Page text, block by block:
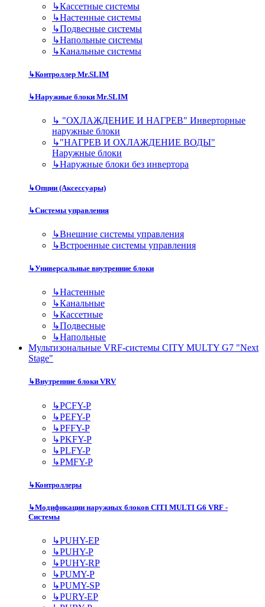
↳Кассетные системы
↳Настенные системы
↳Подвесные системы
↳Напольные системы
↳Канальные системы
↳Контроллер Mr.SLIM
↳Наружные блоки Mr.SLIM
↳ "ОХЛАЖДЕНИЕ И НАГРЕВ" Инверторные
наружные блоки
↳"НАГРЕВ И ОХЛАЖДЕНИЕ ВОДЫ"
Наружные блоки
↳Наружные блоки без инвертора
↳Опции (Аксессуары)
↳Системы управления
↳Внешние системы управления
↳Встроенные системы управления
↳Универсальные внутренние блоки
↳Настенные
↳Канальные
↳Кассетные
↳Подвесные
↳Напольные
Мультизональные VRF-системы CITY MULTY G7 "Next
Stage"
↳Внутренние блоки VRV
↳PCFY-P
↳PEFY-P
↳PFFY-P
↳PKFY-P
↳PLFY-P
↳PMFY-P
↳Контроллеры
↳Модификации наружных блоков CITI MULTI G6 VRF -
Системы
↳PUHY-EP
↳PUHY-P
↳PUHY-RP
↳PUMY-P
↳PUMY-SP
↳PURY-EP